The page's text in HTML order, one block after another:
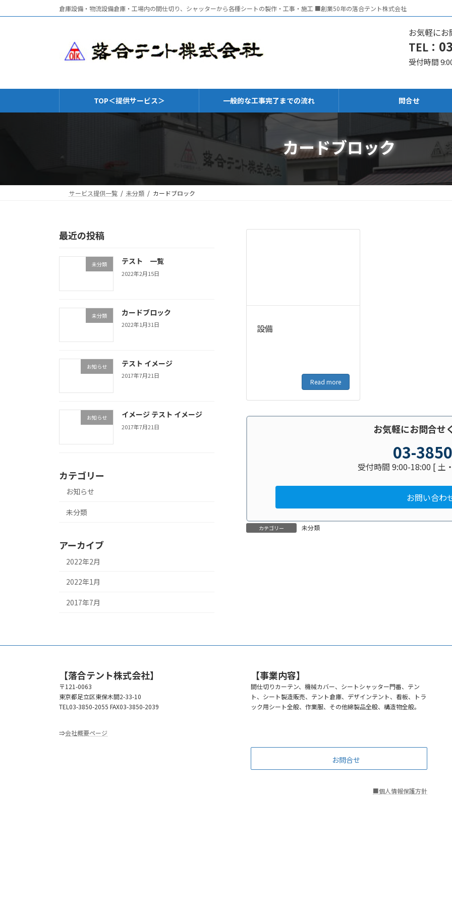
ン
キ
プ
ビ
に
動
倉庫設備・物流設備倉庫・工場内の間仕切り、シャッターから各種シートの製作・工事・施工 ■創業50年の落合テント株式会社
お気軽にお
TEL：
受付時間
TOP＜提供サービス＞ 一般的な工事完了までの流れ 問合せ
カードブロック
サービス提供一覧 未分類 カードブロック
設備
Read more
お気軽にお問合せ
03-
受付時間 9:00-18:00 [ 土
お問い合わ
カテゴリー 未分類
最近の投稿
未分類 テスト 一覧
2022年2月15日
未分類 カードブロック
2022年1月31日
お知らせ テスト イメージ
2017年7月21日
お知らせ イメージ テスト イメージ
2017年7月21日
カテゴリー
お知らせ
未分類
アーカイブ
2022年2月
2022年1月
2017年7月
【落合テント株式会社】
〒121-0063
東京都足立区東保木間2-33-10
TEL03-3850-2055 FAX03-3850-2039
⇒会社概要ページ
【事業内容】
間仕切りカーテン、機械カバー、シートシャッター門番、テン
ト、シート製造販売、テント倉庫、デザインテント、看板、トラ
ック用シート全般、作業服、その他綿製品全般、構造物全般。
お問合せ
■個人情報保護方針